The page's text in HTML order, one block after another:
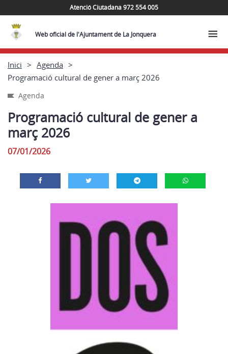
Atenció Ciutadana 972 554 005
Web oficial de l'Ajuntament de La Jonquera
Inici
Agenda
Programació cultural de gener a març 2026
Agenda
Programació cultural de gener a
març 2026
07/01/2026